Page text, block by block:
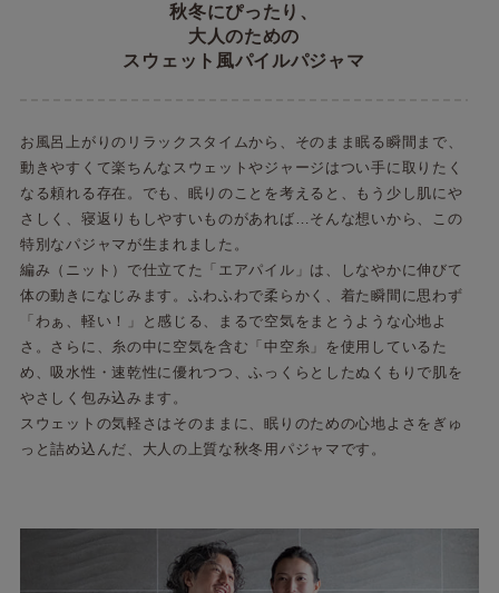
秋冬にぴったり、
大人のための
スウェット風パイルパジャマ
お風呂上がりのリラックスタイムから、そのまま眠る瞬間まで、
動きやすくて楽ちんなスウェットやジャージはつい手に取りたく
なる頼れる存在。でも、眠りのことを考えると、もう少し肌にや
さしく、寝返りもしやすいものがあれば…そんな想いから、この
特別なパジャマが生まれました。
編み（ニット）で仕立てた「エアパイル」は、しなやかに伸びて
体の動きになじみます。ふわふわで柔らかく、着た瞬間に思わず
「わぁ、軽い！」と感じる、まるで空気をまとうような心地よ
さ。さらに、糸の中に空気を含む「中空糸」を使用しているた
め、吸水性・速乾性に優れつつ、ふっくらとしたぬくもりで肌を
やさしく包み込みます。
スウェットの気軽さはそのままに、眠りのための心地よさをぎゅ
っと詰め込んだ、大人の上質な秋冬用パジャマです。